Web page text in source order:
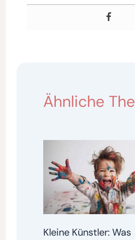
Ähnliche
Kleine Künstler: Was